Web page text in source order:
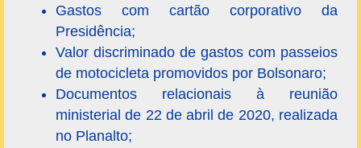
Gastos com cartão corporativo da
Presidência;
Valor discriminado de gastos com passeios
de motocicleta promovidos por Bolsonaro;
Documentos relacionais à reunião
ministerial de 22 de abril de 2020, realizada
no Planalto;